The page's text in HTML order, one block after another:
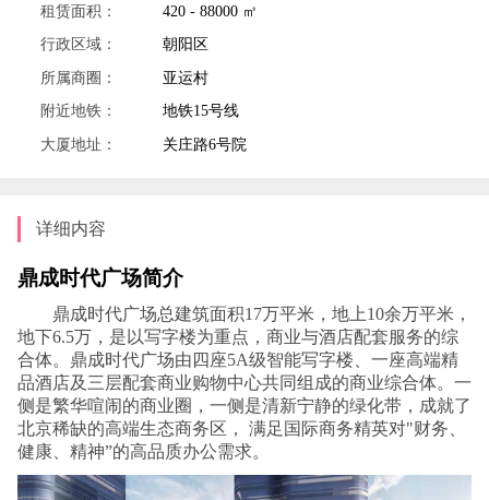
租赁面积：
420 - 88000 ㎡
行政区域：
朝阳区
所属商圈：
亚运村
附近地铁：
地铁15号线
大厦地址：
关庄路6号院
详细内容
鼎成时代广场简介
鼎成时代广场总建筑面积17万平米，地上10余万平米，
地下6.5万，是以写字楼为重点，商业与酒店配套服务的综
合体。鼎成时代广场由四座5A级智能写字楼、一座高端精
品酒店及三层配套商业购物中心共同组成的商业综合体。一
侧是繁华喧闹的商业圈，一侧是清新宁静的绿化带，成就了
北京稀缺的高端生态商务区， 满足国际商务精英对"财务、
健康、精神”的高品质办公需求。